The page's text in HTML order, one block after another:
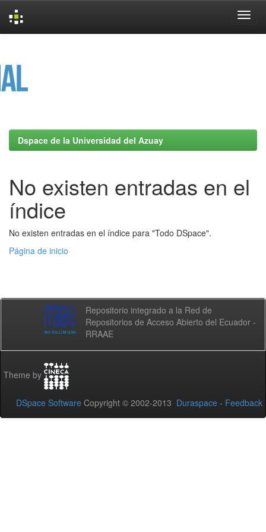
Dspace de la Universidad del Azuay
No existen entradas en el
índice
No existen entradas en el índice para "Todo DSpace".
Página de inicio
Repositorio integrado a la Red de
Repositorios de Acceso Abierto del Ecuador -
RRAAE
Theme by
DSpace Software Copyright © 2002-2013 Duraspace - Feedback